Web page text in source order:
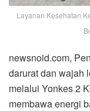
Layanan Kesehatan
newsnoid.com,
darurat dan wajah
melalui Yonkes 2
membawa energi